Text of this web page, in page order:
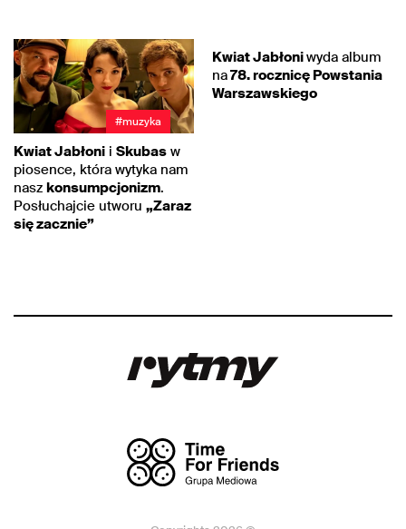
#muzyka
Kwiat Jabłoni i Skubas w
piosence, która wytyka nam
nasz konsumpcjonizm.
Posłuchajcie utworu „Zaraz
się zacznie”
Kwiat Jabłoniwyda album
na78. rocznicę Powstania
Warszawskiego